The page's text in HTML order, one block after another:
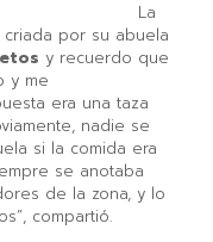
La
por su abuela
y recuerdo que
y me
era una taza
nadie se
si la comida era
se anotaba
de la zona, y lo
compartió.